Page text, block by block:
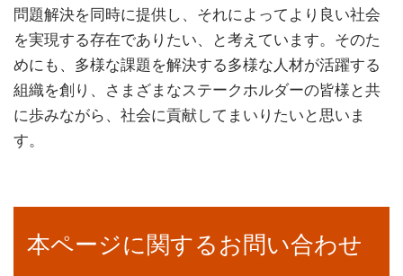
問題解決を同時に提供し、それによってより良い社会
を実現する存在でありたい、と考えています。そのた
めにも、多様な課題を解決する多様な人材が活躍する
組織を創り、さまざまなステークホルダーの皆様と共
に歩みながら、社会に貢献してまいりたいと思いま
す。
本ページに関するお問い合わせ